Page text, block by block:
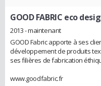
GOOD FABRIC eco
2013 - maintenant
GOOD Fabric apporte à ses
développement de produits
ses filières de fabrication
www.goodfabric.fr